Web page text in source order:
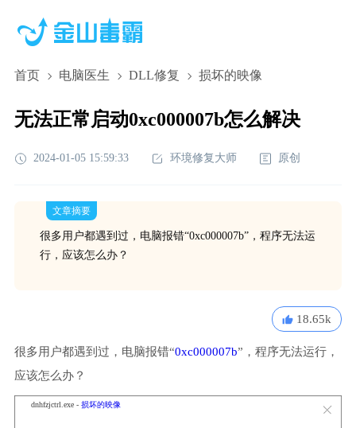
首页 电脑医生 DLL修复 损坏的映像
无法正常启动0xc000007b怎么解决
2024-01-05 15:59:33 环境修复大师 原创
文章摘要
很多用户都遇到过，电脑报错“0xc000007b”，程序无法运
行，应该怎么办？
18.65k
很多用户都遇到过，电脑报错“0xc000007b”，程序无法运行，
应该怎么办？
dnhfzjctrl.exe - 损坏的映像